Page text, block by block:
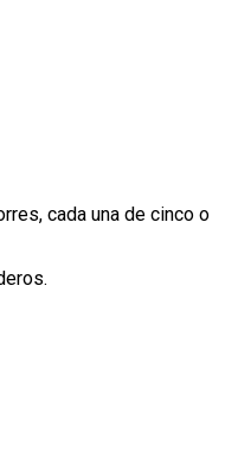
cada una de cinco o